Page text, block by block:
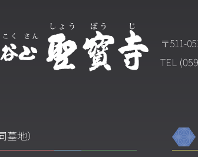
〒511-
TEL
墓地）